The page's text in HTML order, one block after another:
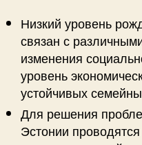
Низкий уровень
связан с
изменения
уровень
устойчивых
Для решения
Эстонии